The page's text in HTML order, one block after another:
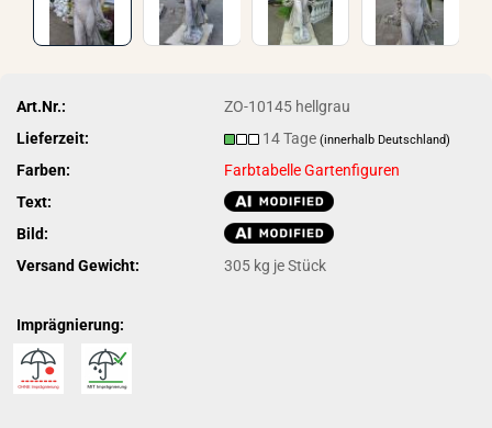
Art.Nr.:
ZO-10145 hellgrau
Lieferzeit:
14 Tage(innerhalb Deutschland)
Farben:
Farbtabelle Gartenfiguren
Text:
Bild:
Versand Gewicht:
305 kg je Stück
Imprägnierung: